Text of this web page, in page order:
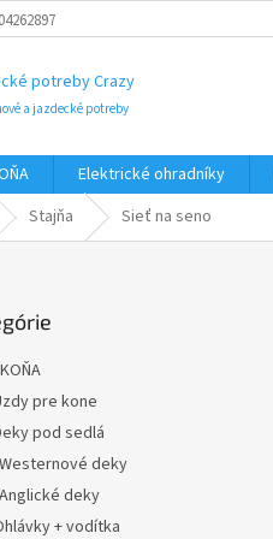
potreby Crazy
a jazdecké potreby
Elektrické ohradníky
Stajňa Sieť na seno
pre kone
pod sedlá
Westernové deky
Anglické deky
+ vodítka